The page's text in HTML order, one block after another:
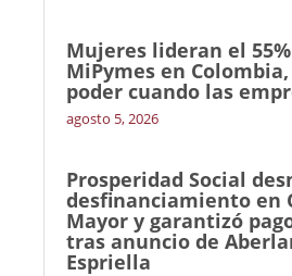
Mujeres lideran el
MiPymes en
poder cuando las
agosto 5, 2026
Prosperidad Social
desfinanciamiento en
Mayor y garantizó
tras anuncio de
Espriella